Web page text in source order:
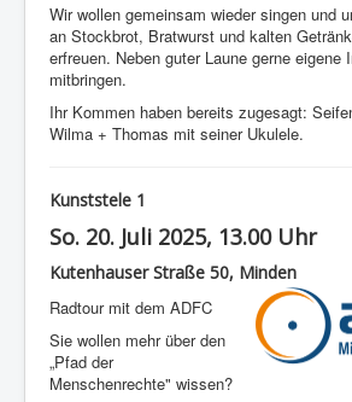
Wir wollen gemeinsam wieder singen und
an Stockbrot, Bratwurst und kalten
erfreuen. Neben guter Laune gerne eigene
mitbringen.
Ihr Kommen haben bereits zugesagt:
Wilma + Thomas mit seiner Ukulele.
Kunststele 1
So. 20. Juli 2025, 13.00 Uhr
Kutenhauser Straße 50, Minden
Radtour mit dem ADFC
Sie wollen mehr über den
„Pfad der
Menschenrechte" wissen?